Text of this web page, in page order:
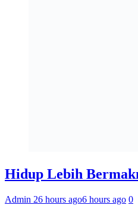
Hidup Lebih
Admin 26 hours ago6 hours ago 0